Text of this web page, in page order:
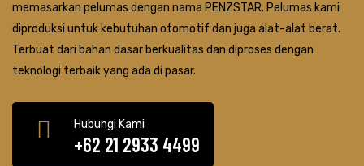
memasarkan pelumas dengan nama PENZSTAR. Pelumas kami
diproduksi untuk kebutuhan otomotif dan juga alat-alat berat.
Terbuat dari bahan dasar berkualitas dan diproses dengan
teknologi terbaik yang ada di pasar.
Hubungi Kami
+62 21 2933 4499